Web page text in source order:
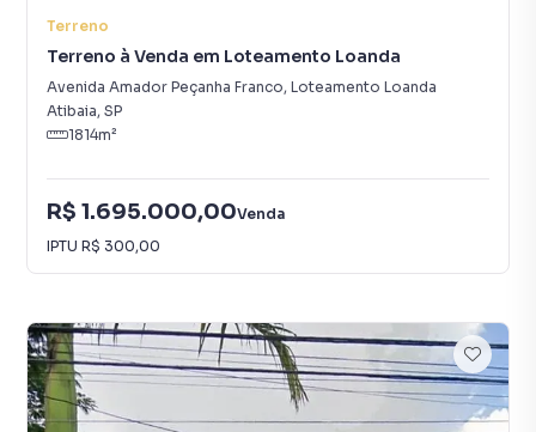
Terreno
Terreno à Venda em Loteamento Loanda
Avenida Amador Peçanha Franco, Loteamento Loanda
Atibaia, SP
1814m²
R$ 1.695.000,00Venda
IPTU R$ 300,00